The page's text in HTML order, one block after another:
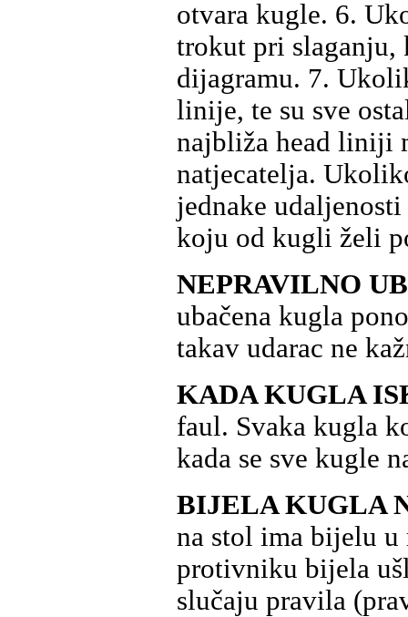
otvara kugle. 6.
trokut pri slaganju,
dijagramu. 7.
linije, te su sve
najbliža head liniji
natjecatelja.
jednake
koju od kugli želi
NEPRAVILNO
ubačena kugla
takav udarac ne
KADA KUGLA
faul. Svaka kugla
kada se sve kugle
BIJELA KUGLA
na stol ima bijelu
protivniku bijela
slučaju pravila